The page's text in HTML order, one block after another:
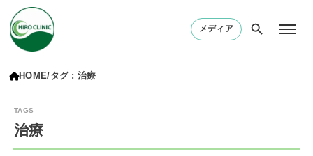
メディア
HOME タグ : 治療
治療